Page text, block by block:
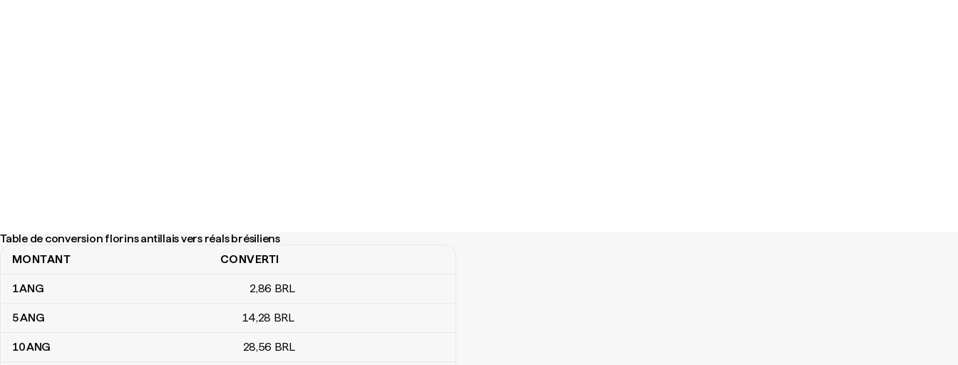
Table de conversion florins antillais vers réals brésiliens
Table de conversion florins antillais vers réals brésiliens
MONTANT CONVERTI
1ANG 2,86 BRL
5ANG 14,28 BRL
10ANG 28,56 BRL